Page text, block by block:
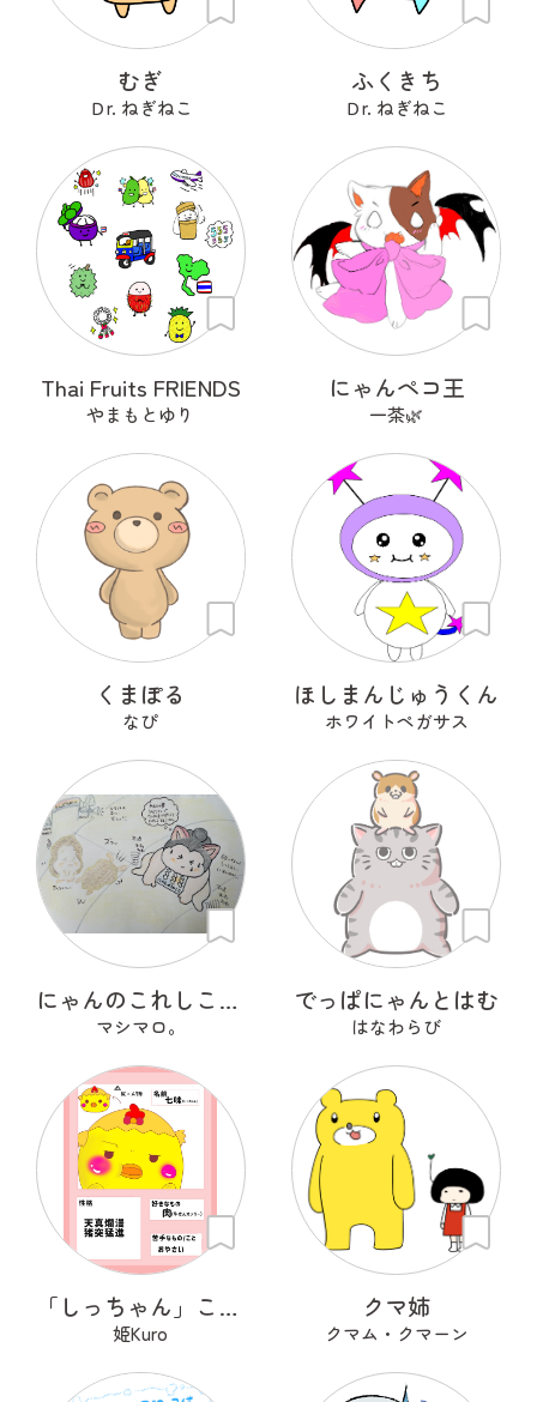
むぎ
Ｄr. ねぎねこ
ふくきち
Ｄr. ねぎねこ
Thai Fruits FRIENDS
やまもとゆり
にゃんペコ王
一茶🌿
くまぽる
なぴ
ほしまんじゅうくん
ホワイトペガサス
にゃんのこれしこ ある日の夢 Ｎo.2
マシマロ。
でっぱにゃんとはむ
はなわらび
「しっちゃん」こと「七味」です！
姫Kuro
クマ姉
クマム・クマーン